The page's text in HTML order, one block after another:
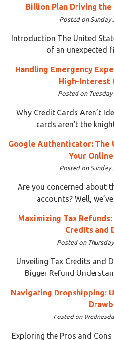
Billion Plan Driving the
Posted on Sunday
Introduction The United
of an unexpected
Handling Emergency
High-Interest
Posted on Tuesday
Why Credit Cards Aren’t
cards aren’t the
Google Authenticator:
Your
Posted on Sunday
Are you concerned about
accounts? Well,
Maximizing Tax
Credits and
Posted on
Unveiling Tax Credits and
Bigger Refund
Navigating Dropshipping:
Posted on
Exploring the Pros and